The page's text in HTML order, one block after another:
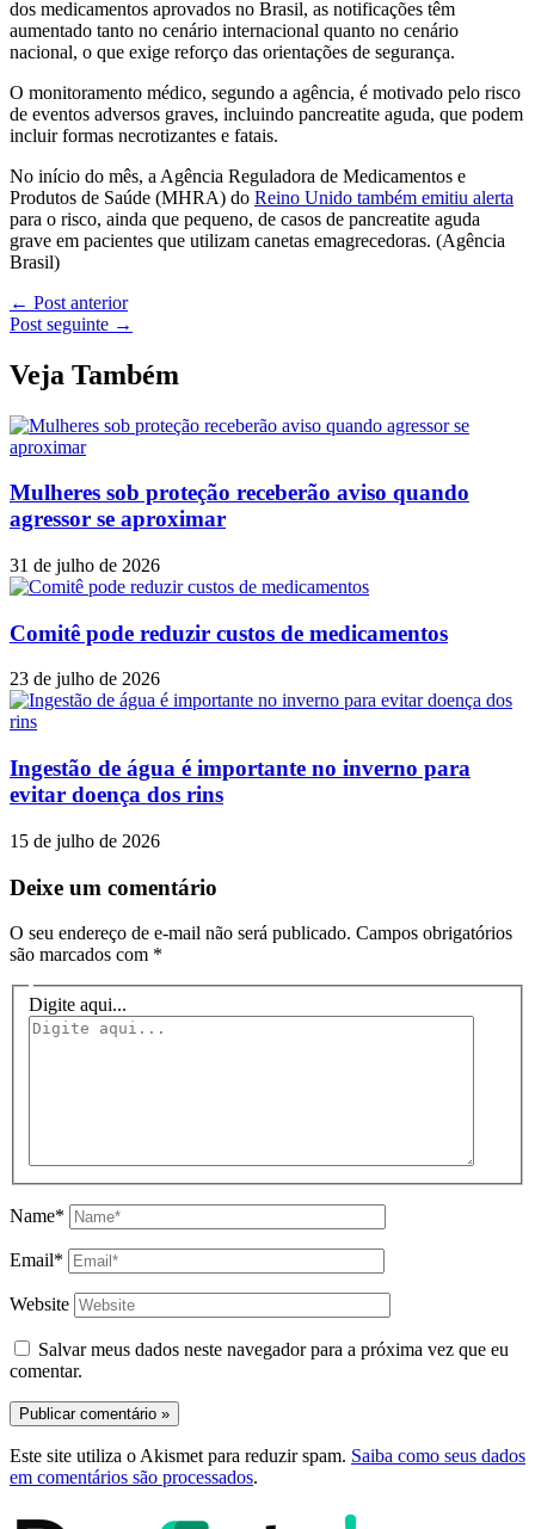
dos medicamentos aprovados no Brasil, as notificações têm
aumentado tanto no cenário internacional quanto no cenário
nacional, o que exige reforço das orientações de segurança.
O monitoramento médico, segundo a agência, é motivado pelo risco
de eventos adversos graves, incluindo pancreatite aguda, que podem
incluir formas necrotizantes e fatais.
No início do mês, a Agência Reguladora de Medicamentos e
Produtos de Saúde (MHRA) do Reino Unido também emitiu alerta
para o risco, ainda que pequeno, de casos de pancreatite aguda
grave em pacientes que utilizam canetas emagrecedoras. (Agência
Brasil)
← Post anterior
Post seguinte →
Veja Também
Mulheres sob proteção receberão aviso quando
agressor se aproximar
31 de julho de 2026
Comitê pode reduzir custos de medicamentos
23 de julho de 2026
Ingestão de água é importante no inverno para
evitar doença dos rins
15 de julho de 2026
Deixe um comentário
O seu endereço de e-mail não será publicado. Campos obrigatórios
são marcados com *
Digite aqui...
Name*
Email*
Website
Salvar meus dados neste navegador para a próxima vez que eu
comentar.
Este site utiliza o Akismet para reduzir spam. Saiba como seus dados
em comentários são processados.